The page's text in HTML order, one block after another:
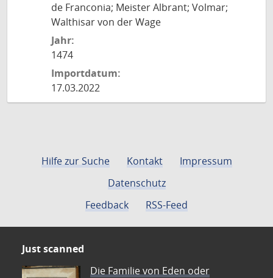
de Franconia; Meister Albrant; Volmar;
Walthisar von der Wage
Jahr:
1474
Importdatum:
17.03.2022
Hilfe zur Suche Kontakt
Impressum
Datenschutz
Feedback
RSS-Feed
Just scanned
Die Familie von Eden oder